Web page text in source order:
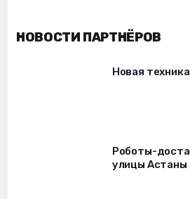
НОВОСТИ ПАРТНЁРОВ
Новая
Роботы-
улицы Астаны